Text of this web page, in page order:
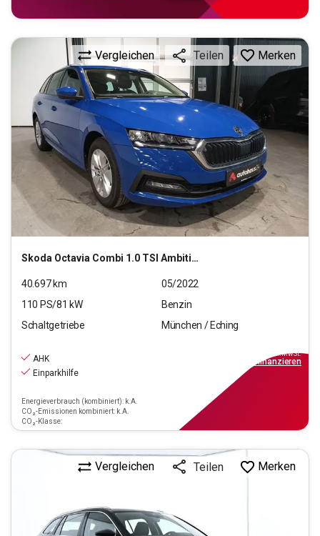
Skoda Octavia Combi 1.0 TSI Ambition OPF (EURO 6d)
Vergleichen Teilen Merken
40.697km
05/2022
110 PS/81 kW
Benzin
Schaltgetriebe
München / Eching
AHK
Einparkhilfe
Energieverbrauch (kombiniert): k.A.
CO₂-Emissionen kombiniert: k.A.
CO₂-Klasse:
inkl.MwSt.
finanzieren
Vergleichen Teilen Merken